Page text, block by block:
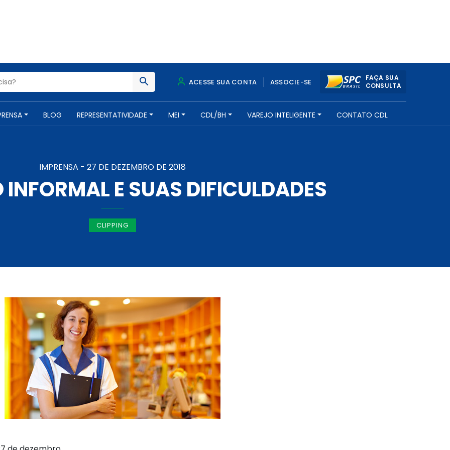
ACESSE SUA CONTA ASSOCIE-SE
FAÇA SUA
CONSULTA
BLOG REPRESENTATIVIDADE MEI CDL/BH VAREJO INTELIGENTE CONTATO CDL
IMPRENSA - 27 DE DEZEMBRO DE 2018
E SUAS DIFICULDADES
CLIPPING